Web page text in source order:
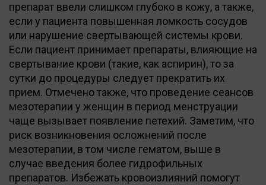
препарат ввели слишком глубоко в кожу, а также,
если у пациента повышенная ломкость сосудов
или нарушение свертывающей системы крови.
Если пациент принимает препараты, влияющие на
свертывание крови (такие, как аспирин), то за
сутки до процедуры следует прекратить их
прием. Отмечено также, что проведение сеансов
мезотерапии у женщин в период менструации
чаще вызывает появление петехий. Заметим, что
риск возникновения осложнений после
мезотерапии, в том числе гематом, выше в
случае введения более гидрофильных
препаратов. Избежать кровоизлияний помогут